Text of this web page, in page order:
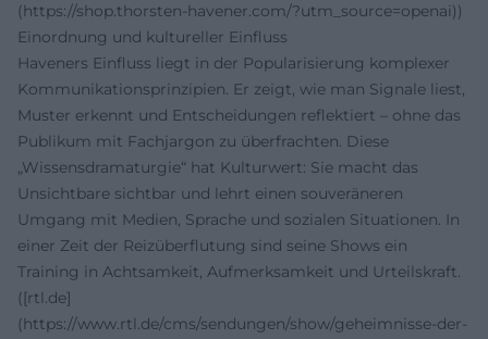
(https://shop.thorsten-havener.com/?utm_source=openai))
Einordnung und kultureller Einfluss
Haveners Einfluss liegt in der Popularisierung komplexer
Kommunikationsprinzipien. Er zeigt, wie man Signale liest,
Muster erkennt und Entscheidungen reflektiert – ohne das
Publikum mit Fachjargon zu überfrachten. Diese
„Wissensdramaturgie“ hat Kulturwert: Sie macht das
Unsichtbare sichtbar und lehrt einen souveräneren
Umgang mit Medien, Sprache und sozialen Situationen. In
einer Zeit der Reizüberflutung sind seine Shows ein
Training in Achtsamkeit, Aufmerksamkeit und Urteilskraft.
([rtl.de]
(https://www.rtl.de/cms/sendungen/show/geheimnisse-der-